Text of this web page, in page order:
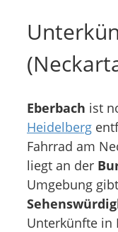
Eberbach ist
Heidelberg
Fahrrad am
liegt an der
Umgebung
Unterkünfte in